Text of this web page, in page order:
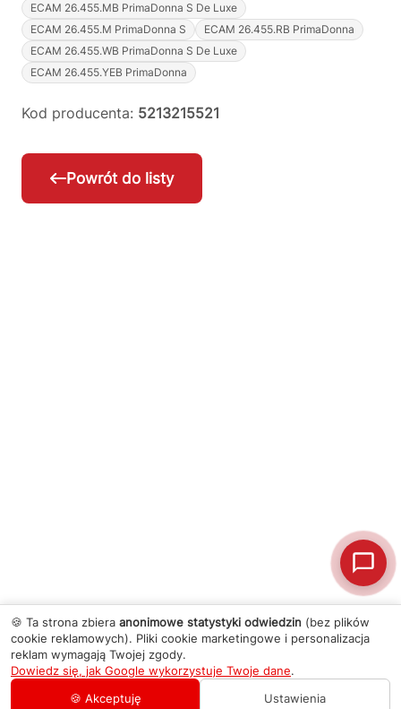
ECAM 26.455.MB PrimaDonna S De Luxe
ECAM 26.455.M PrimaDonna S
ECAM 26.455.RB PrimaDonna
ECAM 26.455.WB PrimaDonna S De Luxe
ECAM 26.455.YEB PrimaDonna
Kod producenta: 5213215521
Powrót do listy
🍪 Ta strona zbiera anonimowe statystyki odwiedzin (bez plików
cookie reklamowych). Pliki cookie marketingowe i personalizacja
reklam wymagają Twojej zgody.
Dowiedz się, jak Google wykorzystuje Twoje dane.
🍪 Akceptuję
Ustawienia